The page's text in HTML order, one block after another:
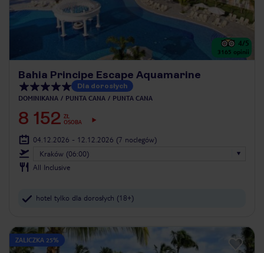
4/5
3165 opinii
Bahia Principe Escape Aquamarine
Dla dorosłych
DOMINIKANA PUNTA CANA PUNTA CANA
8 152 ZŁ
OSOBA
04.12.2026 - 12.12.2026 (7 noclegów)
Kraków (06:00)
All Inclusive
hotel tylko dla dorosłych (18+)
ZALICZKA 25%